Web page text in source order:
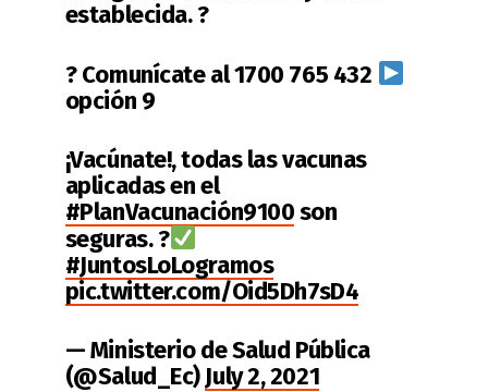
establecida. ?
? Comunícate al 1700 765 432
opción 9
¡Vacúnate!, todas las vacunas
aplicadas en el
#PlanVacunación9100son
seguras. ?
#JuntosLoLogramos
pic.twitter.com/Oid5Dh7sD4
— Ministerio de Salud Pública
(@Salud_Ec)July 2, 2021